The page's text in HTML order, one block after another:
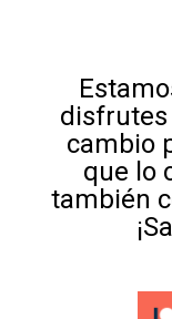
disfrutes
cambio
que lo
también